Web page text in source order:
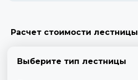
Расчет стоимости лестницы
Выберите тип лестницы